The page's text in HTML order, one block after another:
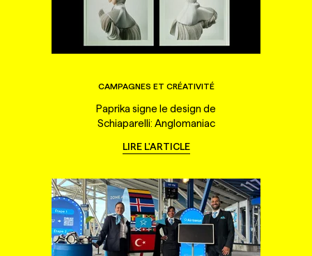
CAMPAGNES ET CRÉATIVITÉ
Paprika signe le design de
Schiaparelli: Anglomaniac
LIRE L'ARTICLE